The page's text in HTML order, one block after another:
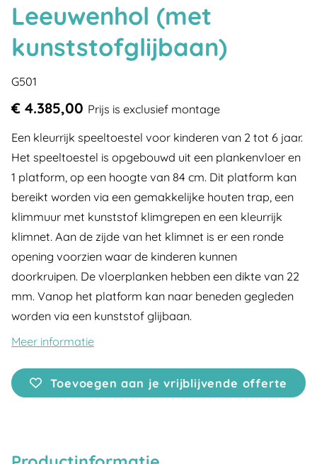
Leeuwenhol (met
kunststofglijbaan)
G501
€ 4.385,00 Prijs is exclusief montage
Een kleurrijk speeltoestel voor kinderen van 2 tot 6 jaar.
Het speeltoestel is opgebouwd uit een plankenvloer en
1 platform, op een hoogte van 84 cm. Dit platform kan
bereikt worden via een gemakkelijke houten trap, een
klimmuur met kunststof klimgrepen en een kleurrijk
klimnet. Aan de zijde van het klimnet is er een ronde
opening voorzien waar de kinderen kunnen
doorkruipen. De vloerplanken hebben een dikte van 22
mm. Vanop het platform kan naar beneden gegleden
worden via een kunststof glijbaan.
Meer informatie
Toevoegen aan je vrijblijvende offerte